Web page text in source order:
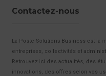
La Poste Solutions Business est la
entreprises, collectivités et
Retrouvez ici des actualités, des
innovations, des offres selon vos
Contactez-nous